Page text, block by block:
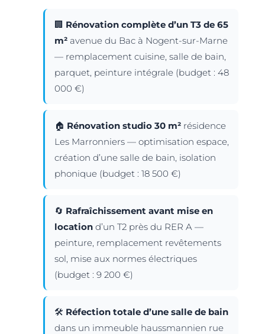
🏢 Rénovation complète d’un T3 de 65
m²avenue du Bac à Nogent-sur-Marne
— remplacement cuisine, salle de bain,
parquet, peinture intégrale (budget : 48
000 €)
🏠 Rénovation studio 30 m²résidence
Les Marronniers — optimisation espace,
création d’une salle de bain, isolation
phonique (budget : 18 500 €)
🔄 Rafraîchissement avant mise en
locationd’un T2 près du RER A —
peinture, remplacement revêtements
sol, mise aux normes électriques
(budget : 9 200 €)
🛠️ Réfection totale d’une salle de bain
dans un immeuble haussmannien rue